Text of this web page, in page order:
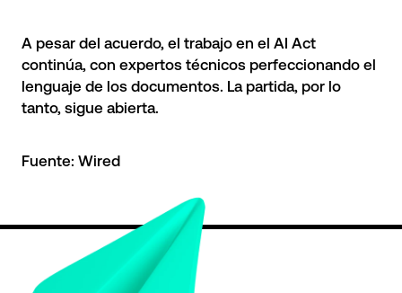
A pesar del acuerdo, el trabajo en el AI Act
continúa, con expertos técnicos perfeccionando el
lenguaje de los documentos. La partida, por lo
tanto, sigue abierta.
Fuente: Wired